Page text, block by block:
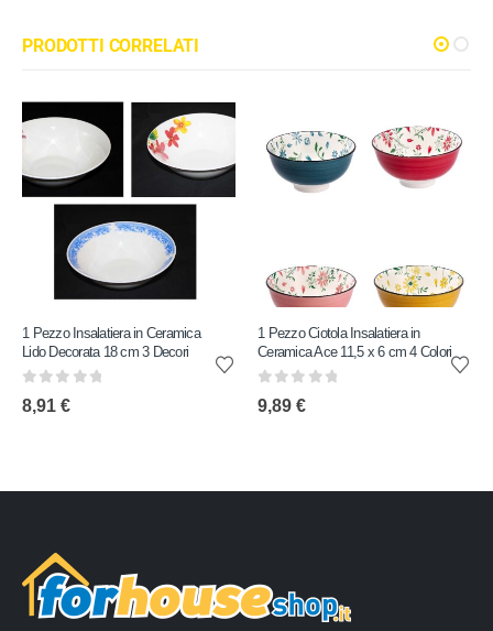
PRODOTTI CORRELATI
1 Pezzo Insalatiera in Ceramica
Lido Decorata 18 cm 3 Decori
0 out of 5
8,91 €
1 Pezzo Ciotola Insalatiera in
Ceramica Ace 11,5 x 6 cm 4 Colori
0 out of 5
9,89 €